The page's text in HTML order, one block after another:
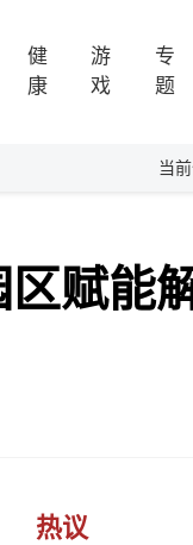
健
康
游
戏
专
题
当
赋能
热议